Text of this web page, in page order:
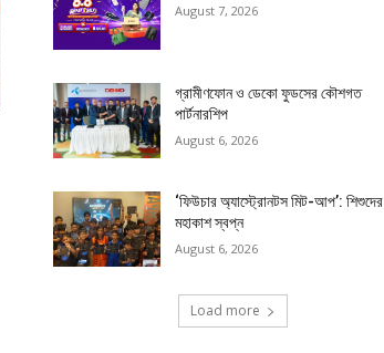
August 7, 2026
গ্রামীণফোন ও ডেকো ফুডসের কৌশগত
পার্টনারশিপ
August 6, 2026
‘ফিউচার অ্যাস্ট্রোনটস মিট-আপ’: শিশুদের
মহাকাশ স্বপ্ন
August 6, 2026
Load more